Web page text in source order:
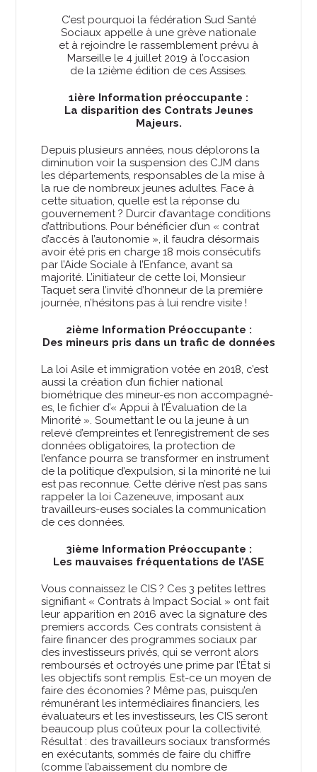
C’est pourquoi la fédération Sud Santé
Sociaux appelle à une grève nationale
et à rejoindre le rassemblement prévu à
Marseille le 4 juillet 2019 à l’occasion
de la 12ième édition de ces Assises.
1ière Information préoccupante :
La disparition des Contrats Jeunes
Majeurs.
Depuis plusieurs années, nous déplorons la
diminution voir la suspension des CJM dans
les départements, responsables de la mise à
la rue de nombreux jeunes adultes. Face à
cette situation, quelle est la réponse du
gouvernement ? Durcir d’avantage conditions
d’attributions. Pour bénéficier d’un « contrat
d’accès à l’autonomie », il faudra désormais
avoir été pris en charge 18 mois consécutifs
par l’Aide Sociale à l’Enfance, avant sa
majorité. L’initiateur de cette loi, Monsieur
Taquet sera l’invité d’honneur de la première
journée, n’hésitons pas à lui rendre visite !
2ième Information Préoccupante :
Des mineurs pris dans un trafic de données
La loi Asile et immigration votée en 2018, c’est
aussi la création d’un fichier national
biométrique des mineur-es non accompagné-
es, le fichier d’« Appui à l’Évaluation de la
Minorité ». Soumettant le ou la jeune à un
relevé d’empreintes et l’enregistrement de ses
données obligatoires, la protection de
l’enfance pourra se transformer en instrument
de la politique d’expulsion, si la minorité ne lui
est pas reconnue. Cette dérive n’est pas sans
rappeler la loi Cazeneuve, imposant aux
travailleurs-euses sociales la communication
de ces données.
3ième Information Préoccupante :
Les mauvaises fréquentations de l’ASE
Vous connaissez le CIS ? Ces 3 petites lettres
signifiant « Contrats à Impact Social » ont fait
leur apparition en 2016 avec la signature des
premiers accords. Ces contrats consistent à
faire financer des programmes sociaux par
des investisseurs privés, qui se verront alors
remboursés et octroyés une prime par l’État si
les objectifs sont remplis. Est-ce un moyen de
faire des économies ? Même pas, puisqu’en
rémunérant les intermédiaires financiers, les
évaluateurs et les investisseurs, les CIS seront
beaucoup plus coûteux pour la collectivité.
Résultat : des travailleurs sociaux transformés
en exécutants, sommés de faire du chiffre
(comme l’abaissement du nombre de